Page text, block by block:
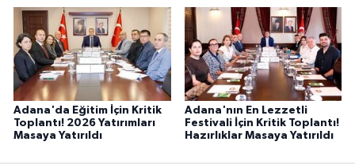
Adana'da Eğitim İçin Kritik
Toplantı! 2026 Yatırımları
Masaya Yatırıldı
Adana'nın En Lezzetli
Festivali İçin Kritik Toplantı!
Hazırlıklar Masaya Yatırıldı